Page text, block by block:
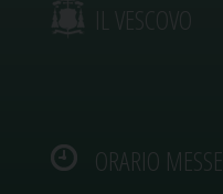
IL VESCOVO
ORARIO MESSE